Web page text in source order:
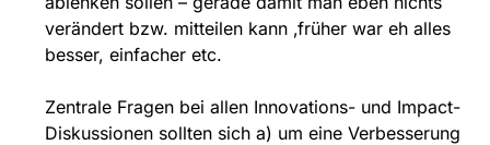
verändert bzw. mitteilen kann ‚früher war eh alles
besser, einfacher etc.
Zentrale Fragen bei allen Innovations- und Impact-
Diskussionen sollten sich a) um eine Verbesserung